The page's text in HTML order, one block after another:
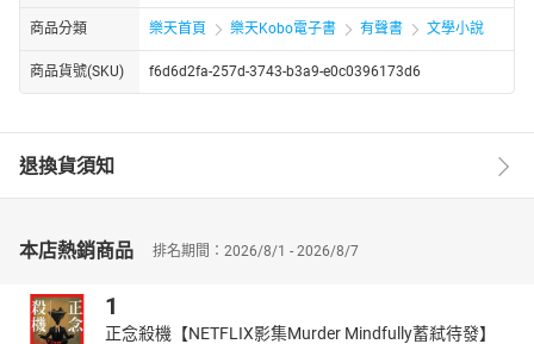
商品分類 樂天首頁 樂天Kobo電子書 有聲書 文學小說
商品貨號(SKU) f6d6d2fa-257d-3743-b3a9-e0c0396173d6
退換貨須知
本店熱銷商品 排名期間：2026/8/1 - 2026/8/7
1
正念殺機【NETFLIX影集Murder Mindfully蓄弒待發】